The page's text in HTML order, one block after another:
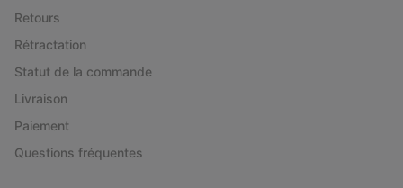
Retours
Rétractation
Statut de la commande
Livraison
Paiement
Questions fréquentes